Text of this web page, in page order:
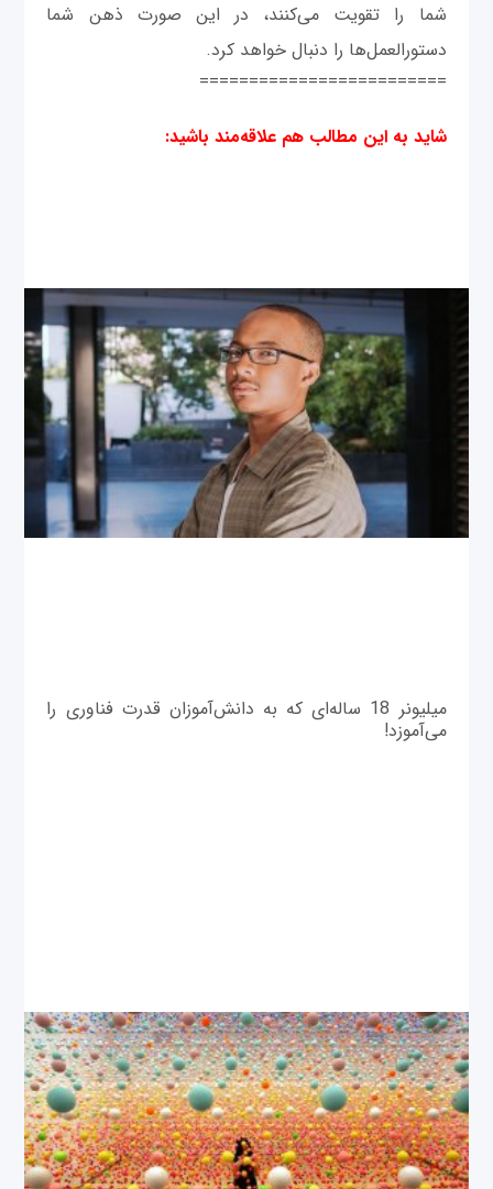
شما را تقویت می‌کنند، در این صورت ذهن شما
دستورالعمل‌ها را دنبال خواهد کرد.
=========================
شاید به این مطالب هم علاقه‌مند باشید:
میلیونر 18 ساله‌ای که به دانش‌آموزان قدرت فناوری را
می‌آموزد!